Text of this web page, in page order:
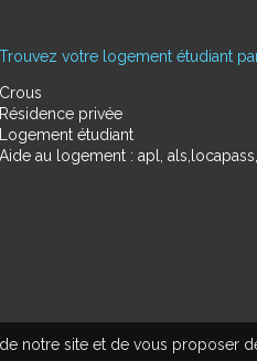
notre site et de vous proposer
Trouvez votre logement étudiant
Crous
Résidence privée
Logement étudiant
Aide au logement : apl,